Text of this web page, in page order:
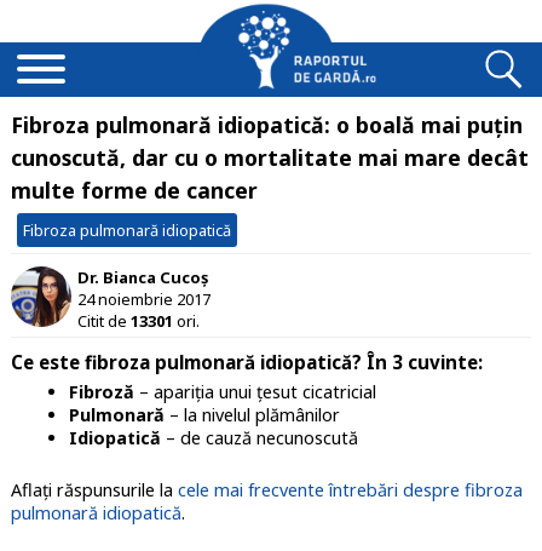
Fibroza pulmonară idiopatică: o boală mai puțin
cunoscută, dar cu o mortalitate mai mare decât
multe forme de cancer
Fibroza pulmonară idiopatică
Dr. Bianca Cucoș
24 noiembrie 2017
Citit de 13301 ori.
Ce este fibroza pulmonară idiopatică? În 3 cuvinte:
Fibroză – apariția unui țesut cicatricial
Pulmonară – la nivelul plămânilor
Idiopatică – de cauză necunoscută
Aflați răspunsurile la cele mai frecvente întrebări despre fibroza
pulmonară idiopatică.